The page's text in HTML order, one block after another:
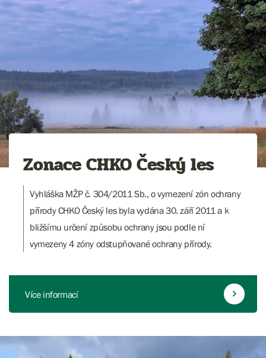
Zonace CHKO Český les
Vyhláška MŽP č. 304/2011 Sb., o vymezení zón ochrany
přírody CHKO Český les byla vydána 30. září 2011 a k
bližšímu určení způsobu ochrany jsou podle ní
vymezeny 4 zóny odstupňované ochrany přírody.
Více informací